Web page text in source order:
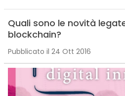
Quali sono le novità
blockchain?
Pubblicato il 24 Ott 2016